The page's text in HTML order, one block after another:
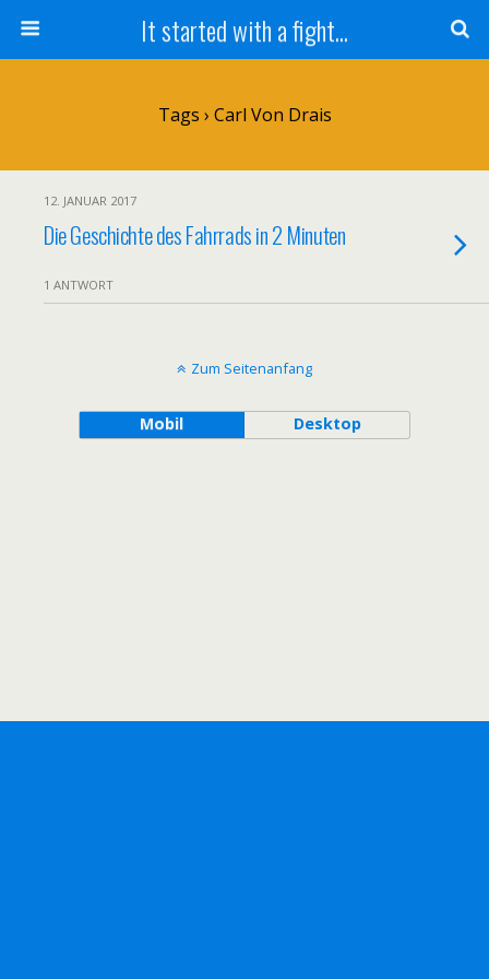
It started with a fight...
Tags › Carl Von Drais
12. JANUAR 2017
Die Geschichte des Fahrrads in 2 Minuten
1 ANTWORT
Zum Seitenanfang
Mobil Desktop